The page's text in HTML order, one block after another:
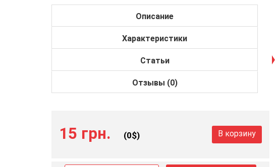
Описание
Характеристики
Статьи
Отзывы (0)
15 грн. (0$) В корзину